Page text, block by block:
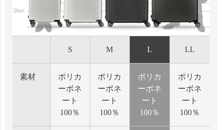
S M L LL
素材
ポリカ
ーボネ
ート
100％
ポリカ
ーボネ
ート
100％
ポリカ
ーボネ
ート
100％
ポリカ
ーボネ
ート
100％